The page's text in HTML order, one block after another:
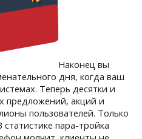
Наконец вы
дня, когда ваш
Теперь десятки и
предложений, акций и
пользователей. Только
пара-тройка